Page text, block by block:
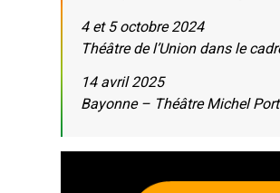
4 et 5 octobre 2024
Théâtre de l’Union dans le
14 avril 2025
Bayonne – Théâtre Michel